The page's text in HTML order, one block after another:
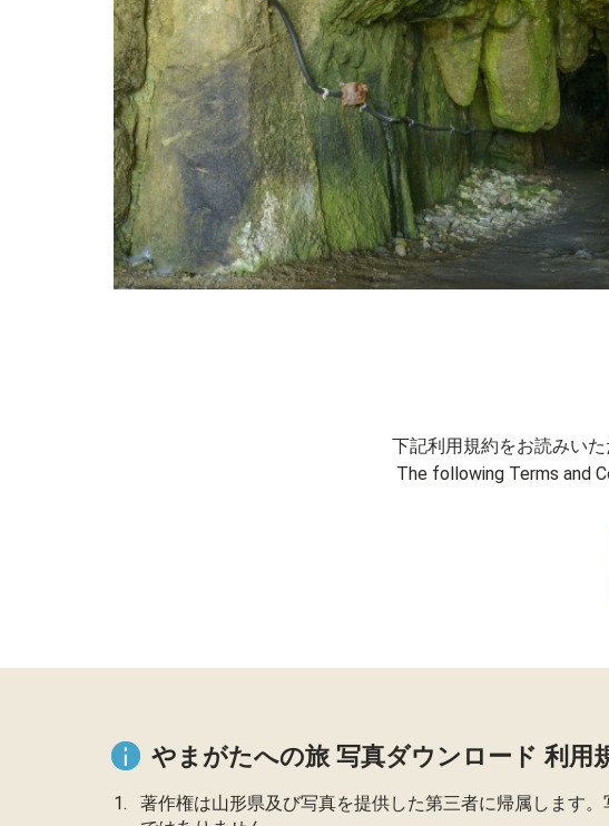
下記利用規約をお読みい
The following Terms and
やまがたへの旅 写真ダウンロード 利用
著作権は山形県及び写真を提供した第三者に帰属します